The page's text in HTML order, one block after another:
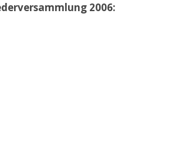
2006: